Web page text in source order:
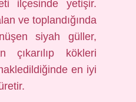
ilçesinde yetişir.
ve toplandığında
siyah güller,
çıkarılıp kökleri
en iyi